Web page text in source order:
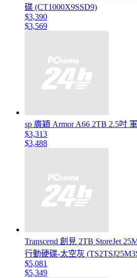
碟 (CT1000X9SSD9)
$3,390
$3,569
sp 廣穎 Armor A66 2TB 2.5吋
$3,313
$3,488
Transcend 創見 2TB StoreJet
行動硬碟-太空灰
$5,081
$5,349